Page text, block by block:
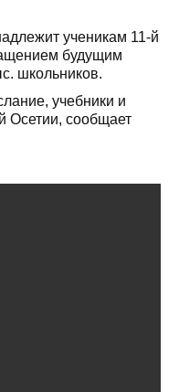
ученикам 11-й
будущим
школьников.
учебники и
Осетии, сообщает